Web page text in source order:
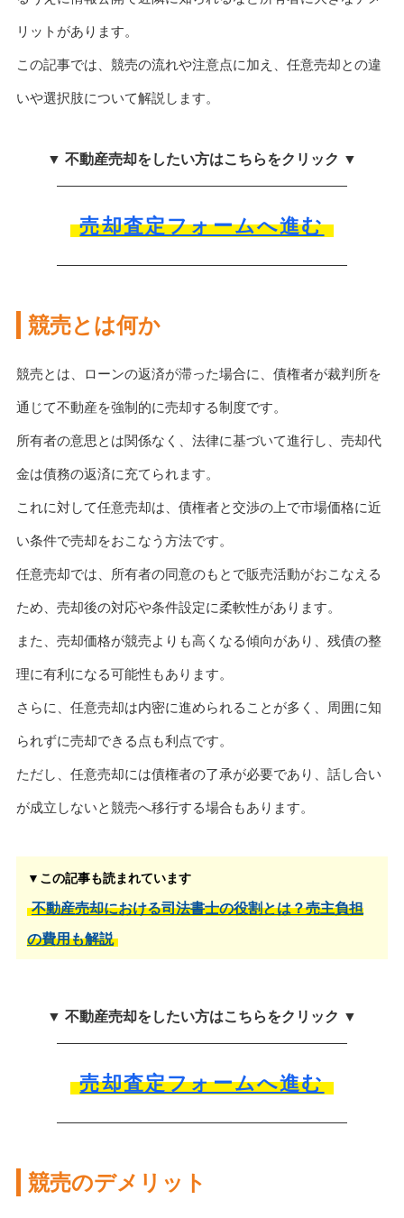
リットがあります。
この記事では、競売の流れや注意点に加え、任意売却との違
いや選択肢について解説します。
▼ 不動産売却をしたい方はこちらをクリック ▼
売却査定フォームへ進む
競売とは何か
競売とは、ローンの返済が滞った場合に、債権者が裁判所を
通じて不動産を強制的に売却する制度です。
所有者の意思とは関係なく、法律に基づいて進行し、売却代
金は債務の返済に充てられます。
これに対して任意売却は、債権者と交渉の上で市場価格に近
い条件で売却をおこなう方法です。
任意売却では、所有者の同意のもとで販売活動がおこなえる
ため、売却後の対応や条件設定に柔軟性があります。
また、売却価格が競売よりも高くなる傾向があり、残債の整
理に有利になる可能性もあります。
さらに、任意売却は内密に進められることが多く、周囲に知
られずに売却できる点も利点です。
ただし、任意売却には債権者の了承が必要であり、話し合い
が成立しないと競売へ移行する場合もあります。
▼この記事も読まれています
不動産売却における司法書士の役割とは？売主負担
の費用も解説
▼ 不動産売却をしたい方はこちらをクリック ▼
売却査定フォームへ進む
競売のデメリット